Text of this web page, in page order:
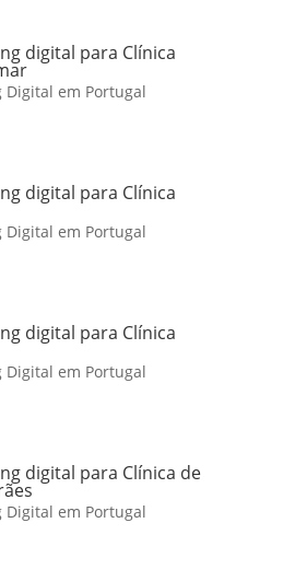
digital para Clínica
em Portugal
digital para Clínica
em Portugal
digital para Clínica
em Portugal
digital para Clínica de
em Portugal